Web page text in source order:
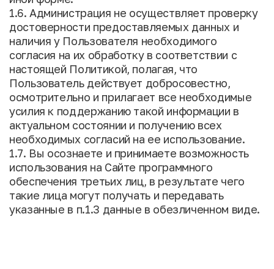
1.6. Администрация не осуществляет проверку
достоверности предоставляемых данных и
наличия у Пользователя необходимого
согласия на их обработку в соответствии с
настоящей Политикой, полагая, что
Пользователь действует добросовестно,
осмотрительно и прилагает все необходимые
усилия к поддержанию такой информации в
актуальном состоянии и получению всех
необходимых согласий на ее использование.
1.7. Вы осознаете и принимаете возможность
использования на Сайте программного
обеспечения третьих лиц, в результате чего
такие лица могут получать и передавать
указанные в п.1.3 данные в обезличенном виде.